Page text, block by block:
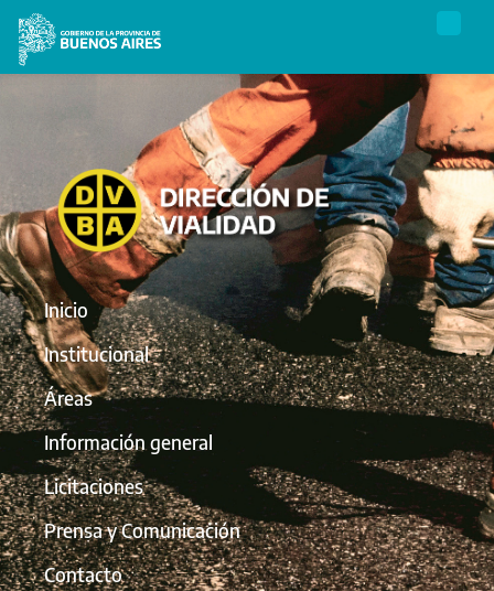
Inicio
Institucional
Áreas
Información general
Licitaciones
Prensa y Comunicación
Contacto